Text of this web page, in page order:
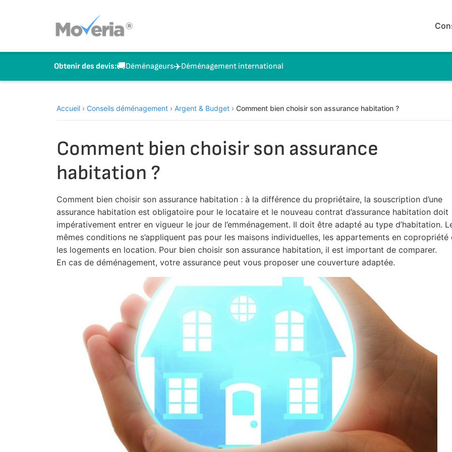
Obtenir des devis:🚚Déménageurs✈️Déménagement international
Accueil › Conseils déménagement › Argent & Budget › Comment bien choisir son assurance habitation ?
Comment bien choisir son assurance
habitation ?
Comment bien choisir son assurance habitation : à la différence du propriétaire, la souscription d’une
assurance habitation est obligatoire pour le locataire et le nouveau contrat d’assurance habitation doit
impérativement entrer en vigueur le jour de l’emménagement. Il doit être adapté au type d’habitation.
mêmes conditions ne s’appliquent pas pour les maisons individuelles, les appartements en copropriété
les logements en location. Pour bien choisir son assurance habitation, il est important de comparer.
En cas de déménagement, votre assurance peut vous proposer une couverture adaptée.